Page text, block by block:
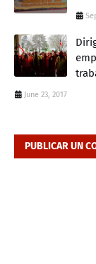
June 23, 2017
PUBLICAR UN